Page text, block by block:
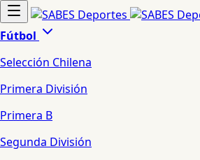
Fútbol
Selección Chilena
Primera División
Primera B
Segunda División